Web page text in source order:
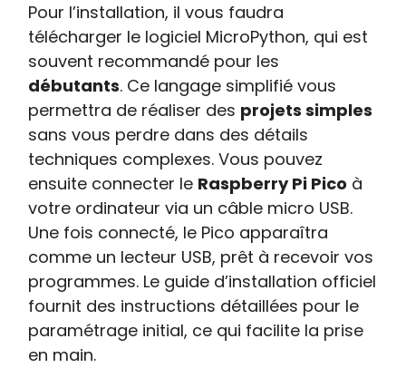
Pour l’installation, il vous faudra
télécharger le logiciel MicroPython, qui est
souvent recommandé pour les
débutants. Ce langage simplifié vous
permettra de réaliser des projets simples
sans vous perdre dans des détails
techniques complexes. Vous pouvez
ensuite connecter le Raspberry Pi Pico à
votre ordinateur via un câble micro USB.
Une fois connecté, le Pico apparaîtra
comme un lecteur USB, prêt à recevoir vos
programmes. Le guide d’installation officiel
fournit des instructions détaillées pour le
paramétrage initial, ce qui facilite la prise
en main.